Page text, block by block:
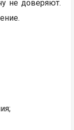
не доверяют.